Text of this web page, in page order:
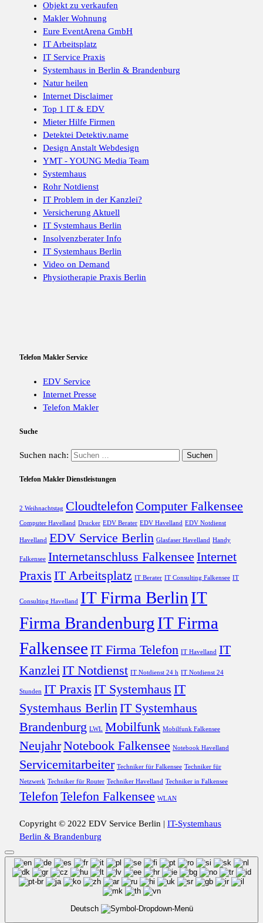
Objekt zu verkaufen
Makler Wohnung
Eure EventArena GmbH
IT Arbeitsplatz
IT Service Praxis
Systemhaus in Berlin & Brandenburg
Natur heilen
Internet Disclaimer
Top 1 IT & EDV
Mieter Hilfe Firmen
Detektei Detektiv.name
Design Anstalt Webdesign
YMT - YOUNG Media Team
Systemhaus
Rohr Notdienst
IT Problem in der Kanzlei?
Versicherung Aktuell
IT Systemhaus Berlin
Insolvenzberater Info
IT Systemhaus Berlin
Video on Demand
Physiotherapie Praxis Berlin
Telefon Makler Service
EDV Service
Internet Presse
Telefon Makler
Suche
Suchen nach:
Telefon Makler Dienstleistungen
2 Weihnachtstag Cloudtelefon Computer Falkensee
Computer Havelland Drucker EDV Berater EDV Havelland EDV Notdienst
Havelland EDV Service Berlin Glasfaser Havelland Handy
Falkensee Internetanschluss Falkensee Internet
Praxis IT Arbeitsplatz IT Berater IT Consulting Falkensee IT
Consulting Havelland IT Firma Berlin IT
Firma BrandenburgIT Firma
Falkensee IT Firma Telefon IT Havelland IT
KanzleiIT Notdienst IT Notdienst 24 h IT Notdienst 24
Stunden IT Praxis IT Systemhaus IT
Systemhaus BerlinIT Systemhaus
Brandenburg LWL Mobilfunk Mobilfunk Falkensee
NeujahrNotebook Falkensee Notebook Havelland
Servicemitarbeiter Techniker für Falkensee Techniker für
Netzwerk Techniker für Router Techniker Havelland Techniker in Falkensee
TelefonTelefon Falkensee WLAN
Copyright © 2022 EDV Service Berlin | IT-Systemhaus
Berlin & Brandenburg
Deutsch